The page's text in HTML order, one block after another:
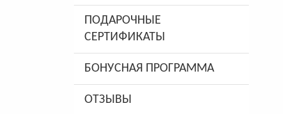
ПОДАРОЧНЫЕ
СЕРТИФИКАТЫ
БОНУСНАЯ ПРОГРАММА
ОТЗЫВЫ